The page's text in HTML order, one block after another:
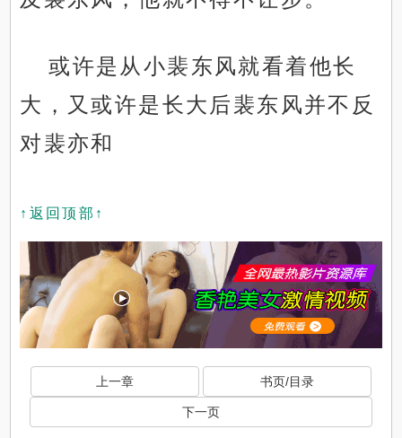
或许是从小裴东风就看着他长
大，又或许是长大后裴东风并不反
对裴亦和
↑返回顶部↑
上一章 书页/目录
下一页